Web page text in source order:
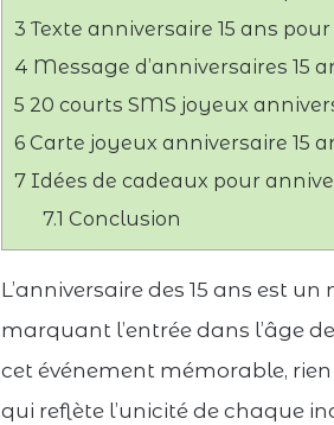
3 Texte anniversaire 15 ans
4 Message d’anniversaires 15
5 20 courts SMS joyeux
6 Carte joyeux anniversaire 15
7 Idées de cadeaux pour
7.1 Conclusion
L’anniversaire des 15 ans est
marquant l’entrée dans l’âge
cet événement mémorable,
qui reflète l’unicité de chaque